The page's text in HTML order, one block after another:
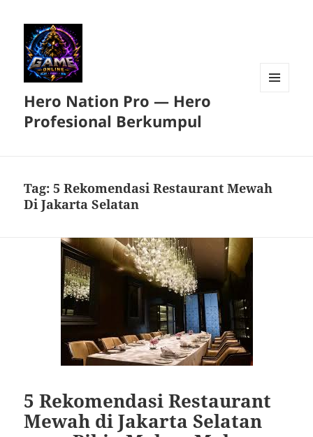
Hero Nation Pro — Hero
Profesional Berkumpul
Tag:5 Rekomendasi Restaurant Mewah
Di Jakarta Selatan
5 Rekomendasi Restaurant
Mewah di Jakarta Selatan